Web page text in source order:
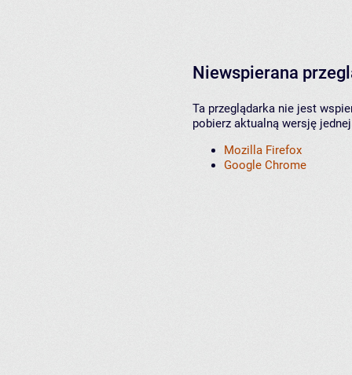
Niewspierana
Ta przeglądarka nie jest
pobierz aktualną wersję
Mozilla Firefox
Google Chrome